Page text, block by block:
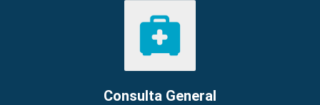
Consulta General